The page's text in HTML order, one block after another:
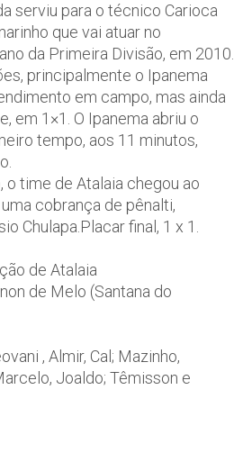
serviu para o técnico Carioca
que vai atuar no
da Primeira Divisão, em 2010.
principalmente o Ipanema
em campo, mas ainda
em 1×1. O Ipanema abriu o
tempo, aos 11 minutos,
o time de Atalaia chegou ao
cobrança de pênalti,
Chulapa.Placar final, 1 x 1.
de Atalaia
de Melo (Santana do
, Almir, Cal; Mazinho,
Joaldo; Têmisson e